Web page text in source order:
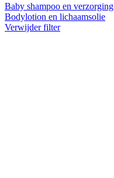
Baby shampoo en verzorging
Bodylotion en lichaamsolie
Verwijder filter